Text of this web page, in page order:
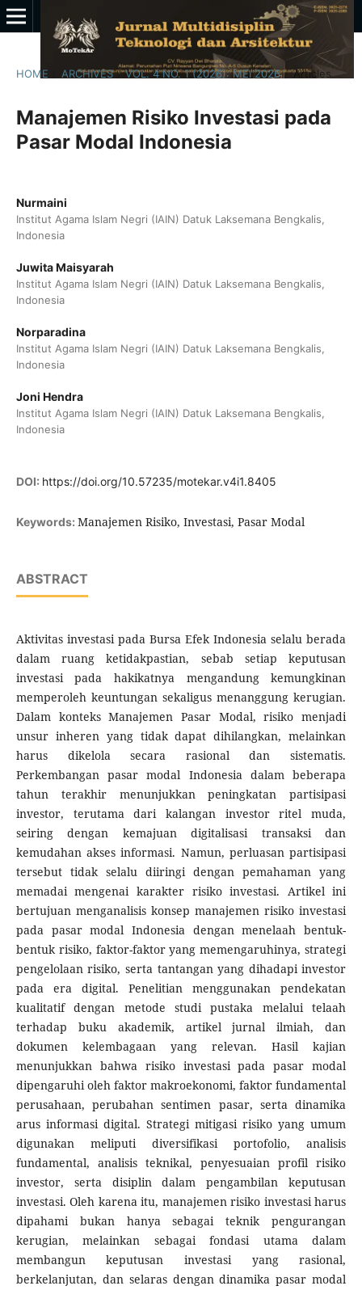
HOME ARCHIVES / VOL. 4 NO. 1 (2026): MEI 2026 / Articles
Manajemen Risiko Investasi pada
Pasar Modal Indonesia
Nurmaini
Institut Agama Islam Negri (IAIN) Datuk Laksemana Bengkalis,
Indonesia
Juwita Maisyarah
Institut Agama Islam Negri (IAIN) Datuk Laksemana Bengkalis,
Indonesia
Norparadina
Institut Agama Islam Negri (IAIN) Datuk Laksemana Bengkalis,
Indonesia
Joni Hendra
Institut Agama Islam Negri (IAIN) Datuk Laksemana Bengkalis,
Indonesia
DOI: https://doi.org/10.57235/motekar.v4i1.8405
Keywords: Manajemen Risiko, Investasi, Pasar Modal
ABSTRACT
Aktivitas investasi pada Bursa Efek Indonesia selalu berada
dalam ruang ketidakpastian, sebab setiap keputusan
investasi pada hakikatnya mengandung kemungkinan
memperoleh keuntungan sekaligus menanggung kerugian.
Dalam konteks Manajemen Pasar Modal, risiko menjadi
unsur inheren yang tidak dapat dihilangkan, melainkan
harus dikelola secara rasional dan sistematis.
Perkembangan pasar modal Indonesia dalam beberapa
tahun terakhir menunjukkan peningkatan partisipasi
investor, terutama dari kalangan investor ritel muda,
seiring dengan kemajuan digitalisasi transaksi dan
kemudahan akses informasi. Namun, perluasan partisipasi
tersebut tidak selalu diiringi dengan pemahaman yang
memadai mengenai karakter risiko investasi. Artikel ini
bertujuan menganalisis konsep manajemen risiko investasi
pada pasar modal Indonesia dengan menelaah bentuk-
bentuk risiko, faktor-faktor yang memengaruhinya, strategi
pengelolaan risiko, serta tantangan yang dihadapi investor
pada era digital. Penelitian menggunakan pendekatan
kualitatif dengan metode studi pustaka melalui telaah
terhadap buku akademik, artikel jurnal ilmiah, dan
dokumen kelembagaan yang relevan. Hasil kajian
menunjukkan bahwa risiko investasi pada pasar modal
dipengaruhi oleh faktor makroekonomi, faktor fundamental
perusahaan, perubahan sentimen pasar, serta dinamika
arus informasi digital. Strategi mitigasi risiko yang umum
digunakan meliputi diversifikasi portofolio, analisis
fundamental, analisis teknikal, penyesuaian profil risiko
investor, serta disiplin dalam pengambilan keputusan
investasi. Oleh karena itu, manajemen risiko investasi harus
dipahami bukan hanya sebagai teknik pengurangan
kerugian, melainkan sebagai fondasi utama dalam
membangun keputusan investasi yang rasional,
berkelanjutan, dan selaras dengan dinamika pasar modal